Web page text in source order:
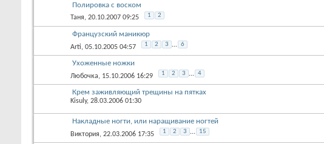
Полировка с воском
Таня, 20.10.2007 09:25 1 2
Французский маникюр
Arti, 05.10.2005 04:57 1 2 3 ... 6
Ухоженные ножки
Любочка, 15.10.2006 16:29 1 2 3 ... 4
Крем заживляющий трещины на пятках
Kisuly, 28.03.2006 01:30
Накладные ногти, или наращивание ногтей
Виктория, 22.03.2006 17:35 1 2 3 ... 15